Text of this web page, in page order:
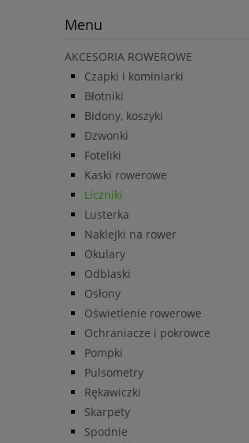
Menu
AKCESORIA ROWEROWE
Czapki i kominiarki
Błotniki
Bidony, koszyki
Dzwonki
Foteliki
Kaski rowerowe
Liczniki
Lusterka
Naklejki na rower
Okulary
Odblaski
Osłony
Oświetlenie rowerowe
Ochraniacze i pokrowce
Pompki
Pulsometry
Rękawiczki
Skarpety
Spodnie